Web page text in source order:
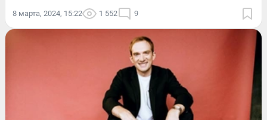
8 марта, 2024, 15:22 1 552 9